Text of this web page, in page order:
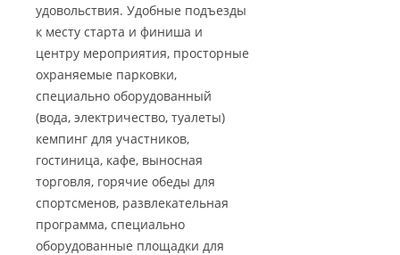
удовольствия. Удобные подъезды
к месту старта и финиша и
центру мероприятия, просторные
охраняемые парковки,
специально оборудованный
(вода, электричество, туалеты)
кемпинг для участников,
гостиница, кафе, выносная
торговля, горячие обеды для
спортсменов, развлекательная
программа, специально
оборудованные площадки для